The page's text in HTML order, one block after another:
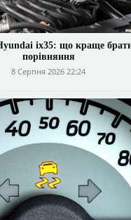
ix35: що краще
порівняння
8 Серпня 2026 22:24